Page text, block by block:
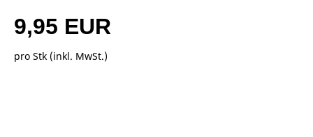
9,95 EUR
pro Stk (inkl. MwSt.)